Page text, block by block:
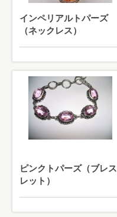
インペリアルトパーズ
（ネックレス）
ピンクトパーズ（ブレス
レット）